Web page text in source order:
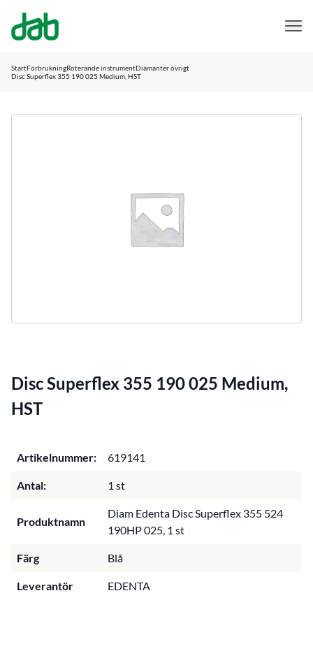
DAB Dental
StartFörbrukningRoterande instrumentDiamanter övrigt
Disc Superflex 355 190 025 Medium, HST
Disc Superflex 355 190 025 Medium,
HST
Artikelnummer: 619141
Antal: 1 st
Produktnamn
Diam Edenta Disc Superflex 355 524
190HP 025, 1 st
Färg Blå
Leverantör EDENTA